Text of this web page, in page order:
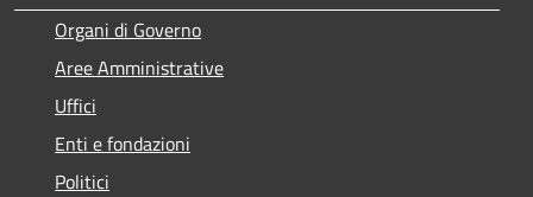
Organi di Governo
Aree Amministrative
Uffici
Enti e fondazioni
Politici